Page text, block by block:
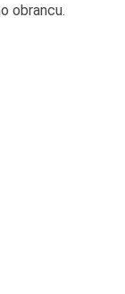
obrancu.